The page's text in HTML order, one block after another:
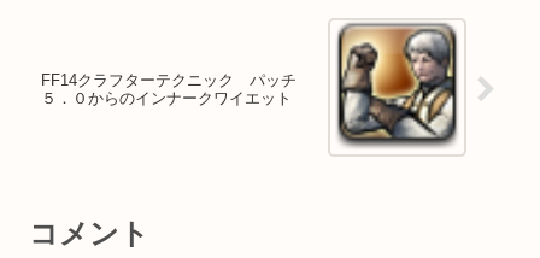
FF14クラフターテクニック パッチ
５．０からのインナークワイエット
コメント